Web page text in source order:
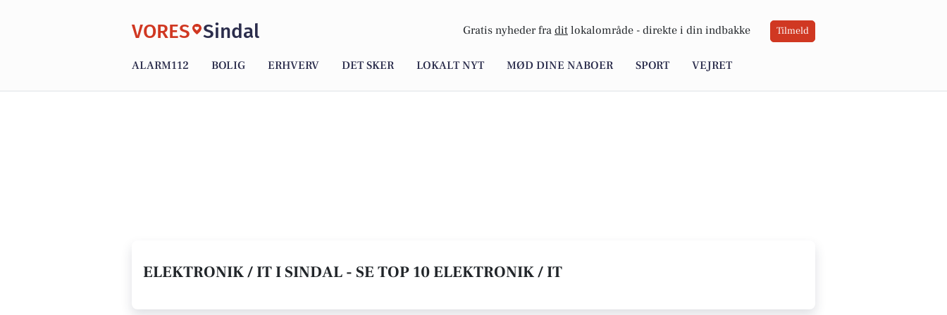
VORES Sindal Gratis nyheder fra dit lokalområde - direkte i din indbakke Tilmeld
ALARM112 BOLIG ERHVERV DET SKER LOKALT NYT MØD DINE NABOER SPORT VEJRET
ELEKTRONIK / IT I SINDAL - SE TOP 10 ELEKTRONIK / IT